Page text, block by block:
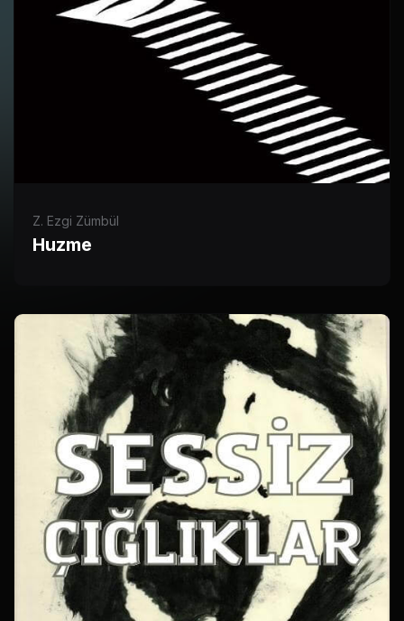
Z. Ezgi Zümbül
Huzme